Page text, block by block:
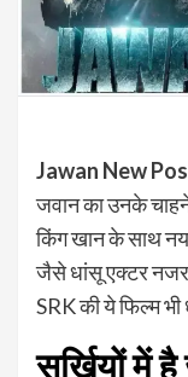
Jawan New
जवान का उनके
किंग खान के साथ
जैसे धांसू एक्टर नजर
SRK की ये फिल्म
सुर्खियों में